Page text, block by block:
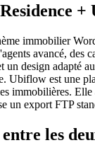
+
immobilier
avancé, des
un design adapté
Ubiflow est une
immobilières. Elle
un export FTP
les